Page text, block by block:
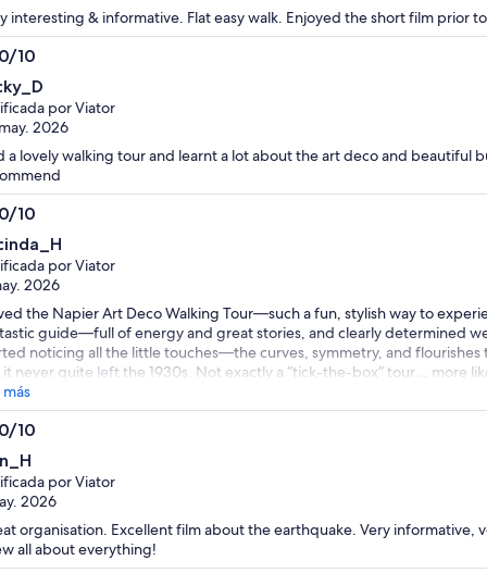
interesting & informative. Flat easy walk. Enjoyed the short film prior
10
por Viator
2026
a lovely walking tour and learnt a lot about the art deco and beautiful
10
por Viator
2026
the Napier Art Deco Walking Tour—such a fun, stylish way to
guide—full of energy and great stories, and clearly determined
noticing all the little touches—the curves, symmetry, and
it never quite left the 1930s. Not exactly a “tick-the-box” tour… more
10
por Viator
2026
organisation. Excellent film about the earthquake. Very informative,
all about everything!